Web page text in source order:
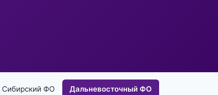
Сибирский ФО Дальневосточный ФО